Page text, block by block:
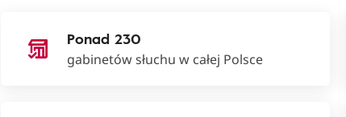
Ponad 230
gabinetów słuchu w całej Polsce